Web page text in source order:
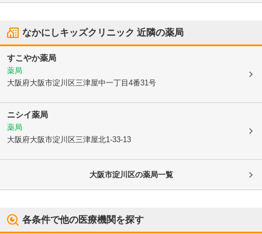
なかにしキッズクリニック 近隣の薬局
すこやか薬局
薬局
大阪府大阪市淀川区三津屋中一丁目4番31号
ニシイ薬局
薬局
大阪府大阪市淀川区三津屋北1-33-13
大阪市淀川区の薬局一覧
各条件で他の医療機関を探す